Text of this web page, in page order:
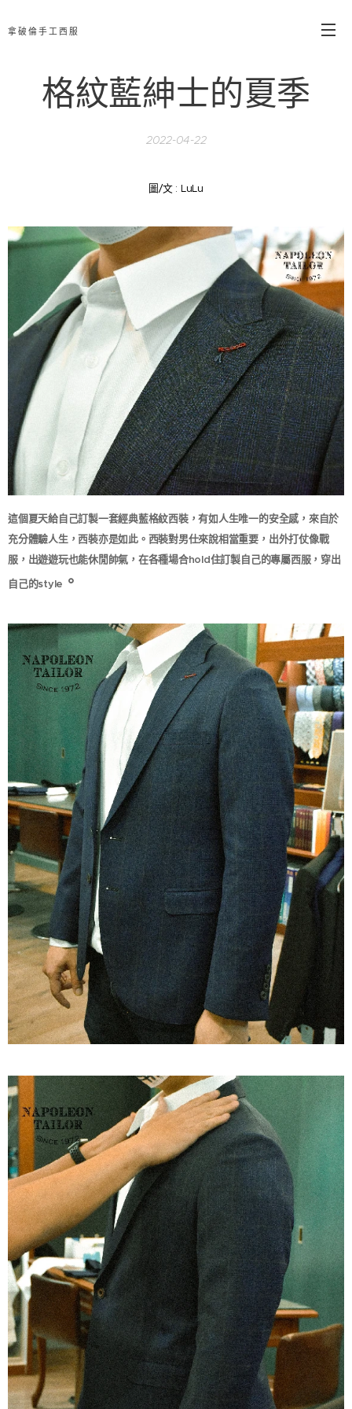
拿破倫手工西服
格紋藍紳士的夏季
2022-04-22
圖/文 : LuLu
這個夏天給自己訂製一套經典藍格紋西裝，有如人生唯一的安全感，來自於
充分體驗人生，西裝亦是如此。 西裝對男仕來說相當重要，出外打仗像戰
服，出遊遊玩也能休閒帥氣，在各種場合hold住訂製自己的專屬西服，穿出
自己的style 。